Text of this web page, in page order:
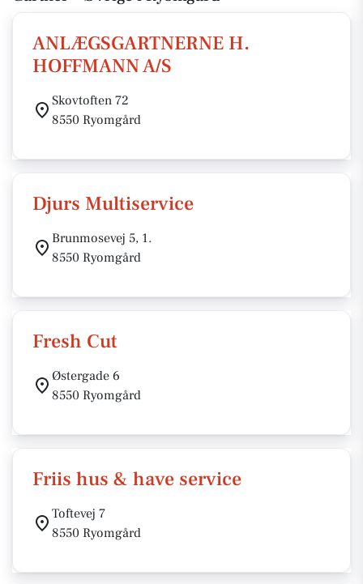
ANLÆGSGARTNERNE H.
HOFFMANN A/S
Skovtoften 72
8550 Ryomgård
Djurs Multiservice
Brunmosevej 5, 1.
8550 Ryomgård
Fresh Cut
Østergade 6
8550 Ryomgård
Friis hus & have service
Toftevej 7
8550 Ryomgård